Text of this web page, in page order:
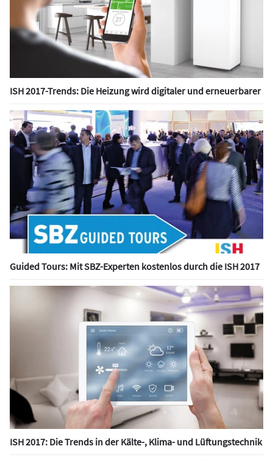
ISH 2017-Trends: Die Heizung wird digitaler und erneuerbarer
Guided Tours: Mit SBZ-Experten kostenlos durch die ISH 2017
ISH 2017: Die Trends in der Kälte-, Klima- und Lüftungstechnik